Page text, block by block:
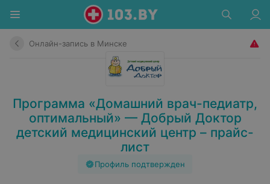
Онлайн-запись в Минске
Программа «Домашний врач-педиатр,
оптимальный» — Добрый Доктор
детский медицинский центр – прайс-
лист
Профиль подтвержден